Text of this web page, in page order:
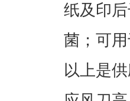
纸及印
菌；可
以上是